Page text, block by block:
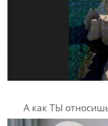
А как ТЫ